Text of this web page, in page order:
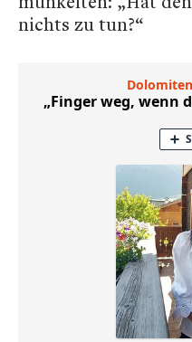
nichts zu tun?“